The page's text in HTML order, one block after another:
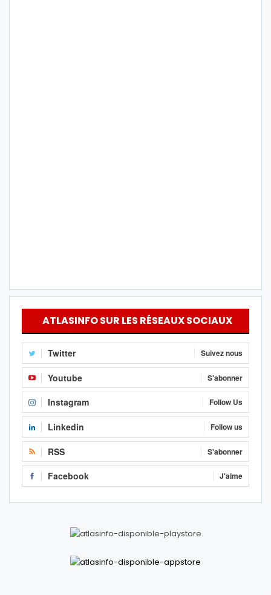
ATLASINFO SUR LES RÉSEAUX SOCIAUX
Twitter Suivez nous
Youtube S'abonner
Instagram Follow Us
Linkedin Follow us
RSS S'abonner
Facebook J'aime